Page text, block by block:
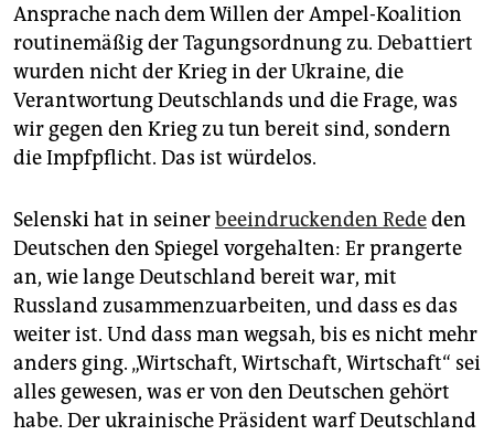
Ansprache nach dem Willen der Ampel-Koalition
routinemäßig der Tagungsordnung zu. Debattiert
wurden nicht der Krieg in der Ukraine, die
Verantwortung Deutschlands und die Frage, was
wir gegen den Krieg zu tun bereit sind, sondern
die Impfpflicht. Das ist würdelos.
Selenski hat in seinerbeeindruckenden Rededen
Deutschen den Spiegel vorgehalten: Er prangerte
an, wie lange Deutschland bereit war, mit
Russland zusammenzuarbeiten, und dass es das
weiter ist. Und dass man wegsah, bis es nicht mehr
anders ging. „Wirtschaft, Wirtschaft, Wirtschaft“ sei
alles gewesen, was er von den Deutschen gehört
habe. Der ukrainische Präsident warf Deutschland